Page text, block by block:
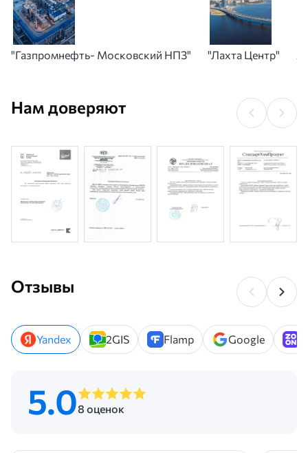
"Газпромнефть- Московский НПЗ" "Лахта Центр"
Нам доверяют
Отзывы
Yandex 2GIS Flamp Google
5.08 оценок